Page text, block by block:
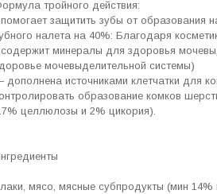
тройного действия:
защитить зубы от образования
налета на 40%: Благодаря
минералы для здоровья
мочевыделительной системы)
дополнена источниками клетчатки для
образование комков
целлюлозы и 2% цикория).
мясо, мясные субпродукты (мин